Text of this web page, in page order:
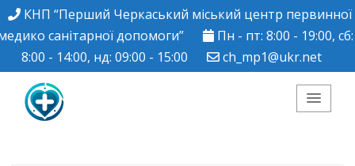
КНП “Перший Черкаський міський центр первинної
санітарної допомоги”
Пн - пт: 8:00 - 19:00, сб:
8:00 - 14:00, нд: 09:00 - 15:00
ch_mp1@ukr.net